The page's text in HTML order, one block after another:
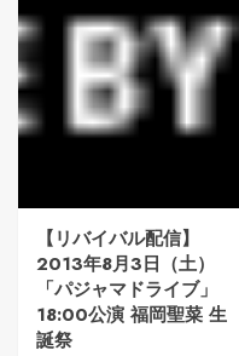
【リバイバル配信】
2013年8月3日（土）
「パジャマドライブ」
18:00公演 福岡聖菜 生
誕祭